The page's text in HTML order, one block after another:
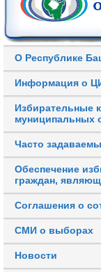
О Республике
Информация о
Избирательные
муниципальных
Часто
Обеспечение
граждан,
Соглашения о
СМИ о выборах
Новости